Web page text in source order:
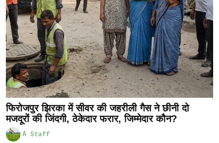
फिरोजपुर झिरका में सीवर की जहरीली गैस ने छीनी दो
मजदूरों की जिंदगी, ठेकेदार फरार, जिम्मेदार कौन?
A Staff